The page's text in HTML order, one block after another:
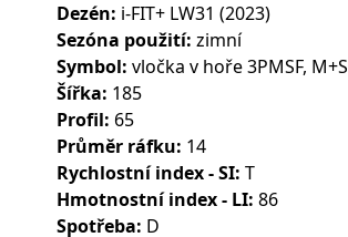
Dezén: i-FIT+ LW31 (2023)
Sezóna použití: zimní
Symbol: vločka v hoře 3PMSF, M+S
Šířka: 185
Profil: 65
Průměr ráfku: 14
Rychlostní index - SI: T
Hmotnostní index - LI: 86
Spotřeba: D